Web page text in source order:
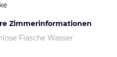
Zimmerinformationen
Flasche Wasser